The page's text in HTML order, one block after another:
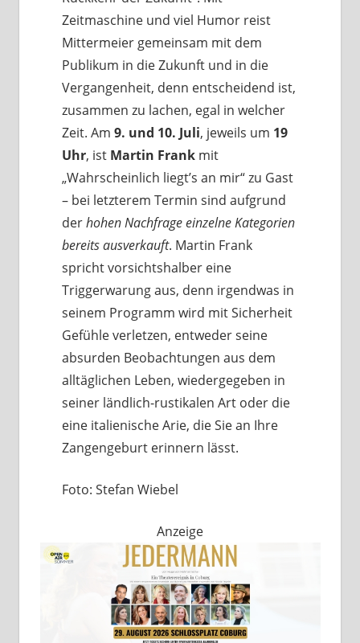
Zeitmaschine und viel Humor reist
Mittermeier gemeinsam mit dem
Publikum in die Zukunft und in die
Vergangenheit, denn entscheidend ist,
zusammen zu lachen, egal in welcher
Zeit. Am9. und 10. Juli, jeweils um 19
Uhr, ist Martin Frank mit
„Wahrscheinlich liegt’s an mir“ zu Gast
– bei letzterem Termin sind aufgrund
derhohen Nachfrage einzelne Kategorien
bereits ausverkauft. Martin Frank
spricht vorsichtshalber eine
Triggerwarung aus, denn irgendwas in
seinem Programm wird mit Sicherheit
Gefühle verletzen, entweder seine
absurden Beobachtungen aus dem
alltäglichen Leben, wiedergegeben in
seiner ländlich-rustikalen Art oder die
eine italienische Arie, die Sie an Ihre
Zangengeburt erinnern lässt.
Foto: Stefan Wiebel
Anzeige